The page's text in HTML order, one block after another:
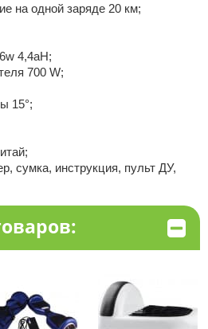
на одной заряде 20 км;
4,4aH;
700 W;
15°;
сумка, инструкция, пульт ДУ,